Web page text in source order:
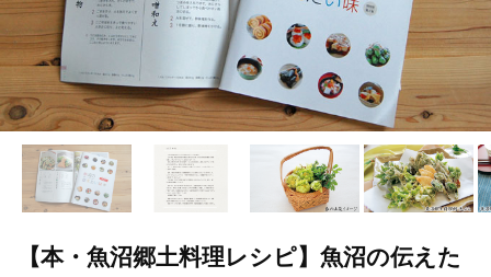
【本・魚沼郷土料理レシピ】魚沼の伝えた